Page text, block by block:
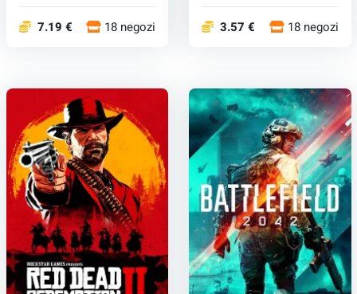
7.19 € 18 negozi 3.57 € 18 negozi